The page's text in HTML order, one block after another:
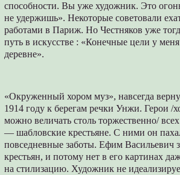
способности. Вы уже художник. Это
не удержишь». Некоторые советовали
работами в Париж. Но Честняков уже
путь в искусстве : «Конечные цели у
деревне».
«Окруженный хором муз», навсегда
1914 году к берегам речки Унжи. Герои /
можно величать столь торжественно/
— шабловские крестьяне. С ними он
повседневные заботы. Ефим Васильевич
крестьян, и потому нет в его картинах
на стилизацию. Художник не